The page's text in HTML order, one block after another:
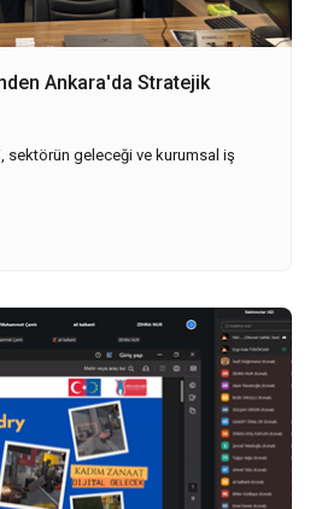
Ankara'da Stratejik
sektörün geleceği ve kurumsal iş